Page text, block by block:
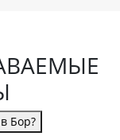
Бор?